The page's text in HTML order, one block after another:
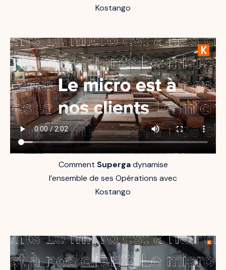
Kostango
Comment Supergadynamise
l’ensemble de ses Opérations avec
Kostango